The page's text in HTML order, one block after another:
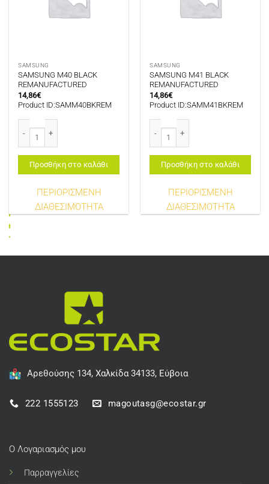
SAMSUNG
SAMSUNG M40 BLACK
REMANUFACTURED
14,86€
Product ID:SAMM40BKREM
Προσθήκη στο καλάθι
ΠΕΡΙΟΡΙΣΜΕΝΗ
ΔΙΑΘΕΣΙΜΟΤΗΤΑ
SAMSUNG
SAMSUNG M41 BLACK
REMANUFACTURED
14,86€
Product ID:SAMM41BKREM
Προσθήκη στο καλάθι
ΠΕΡΙΟΡΙΣΜΕΝΗ
ΔΙΑΘΕΣΙΜΟΤΗΤΑ
Αρεθούσης 134, Χαλκίδα 34133, Εύβοια
222 1555123 magoutasg@ecostar.gr
Ο Λογαριασμός μου
Παρραγγελίες